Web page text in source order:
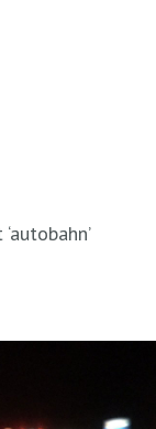
autobahn’